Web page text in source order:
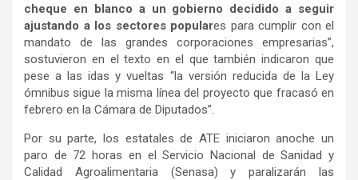
cheque en blanco a un gobierno decidido a seguir
ajustando a los sectores populares para cumplir con el
mandato de las grandes corporaciones empresarias”,
sostuvieron en el texto en el que también indicaron que
pese a las idas y vueltas “la versión reducida de la Ley
ómnibus sigue la misma línea del proyecto que fracasó en
febrero en la Cámara de Diputados”.
Por su parte, los estatales de ATE iniciaron anoche un
paro de 72 horas en el Servicio Nacional de Sanidad y
Calidad Agroalimentaria (Senasa) y paralizarán las